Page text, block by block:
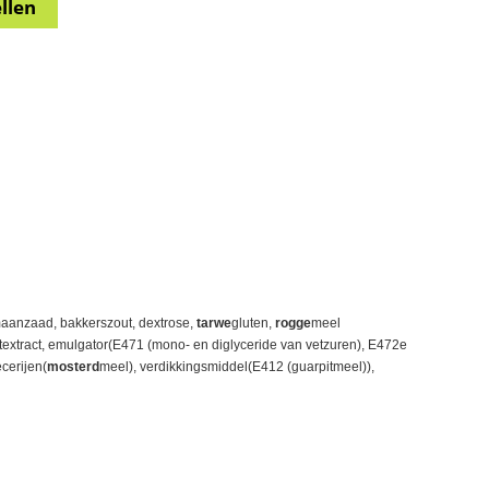
bakkerszout, dextrose, tarwegluten, roggemeel
emulgator(E471 (mono- en diglyceride van vetzuren), E472e
mosterdmeel), verdikkingsmiddel(E412 (guarpitmeel)),